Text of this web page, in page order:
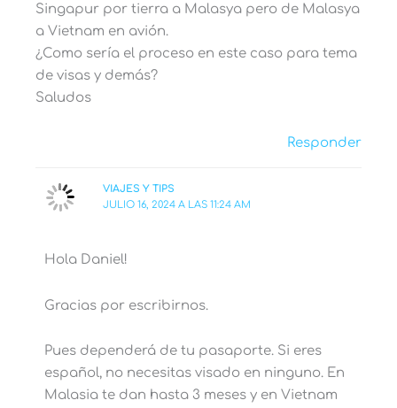
Singapur por tierra a Malasya pero de Malasya
a Vietnam en avión.
¿Como sería el proceso en este caso para tema
de visas y demás?
Saludos
Responder
VIAJES Y TIPS
JULIO 16, 2024 A LAS 11:24 AM
Hola Daniel!
Gracias por escribirnos.
Pues dependerá de tu pasaporte. Si eres
español, no necesitas visado en ninguno. En
Malasia te dan hasta 3 meses y en Vietnam